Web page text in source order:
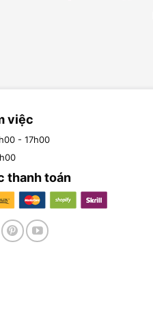
việc
- 17h00
thanh toán